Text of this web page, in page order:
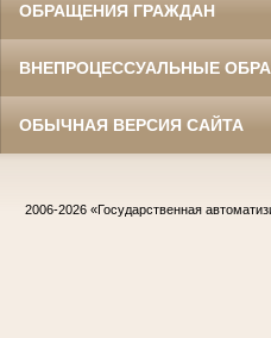
ОБРАЩЕНИЯ ГРАЖДАН
ВНЕПРОЦЕССУАЛЬНЫЕ
ОБЫЧНАЯ ВЕРСИЯ САЙТА
2006-2026 «Государственная